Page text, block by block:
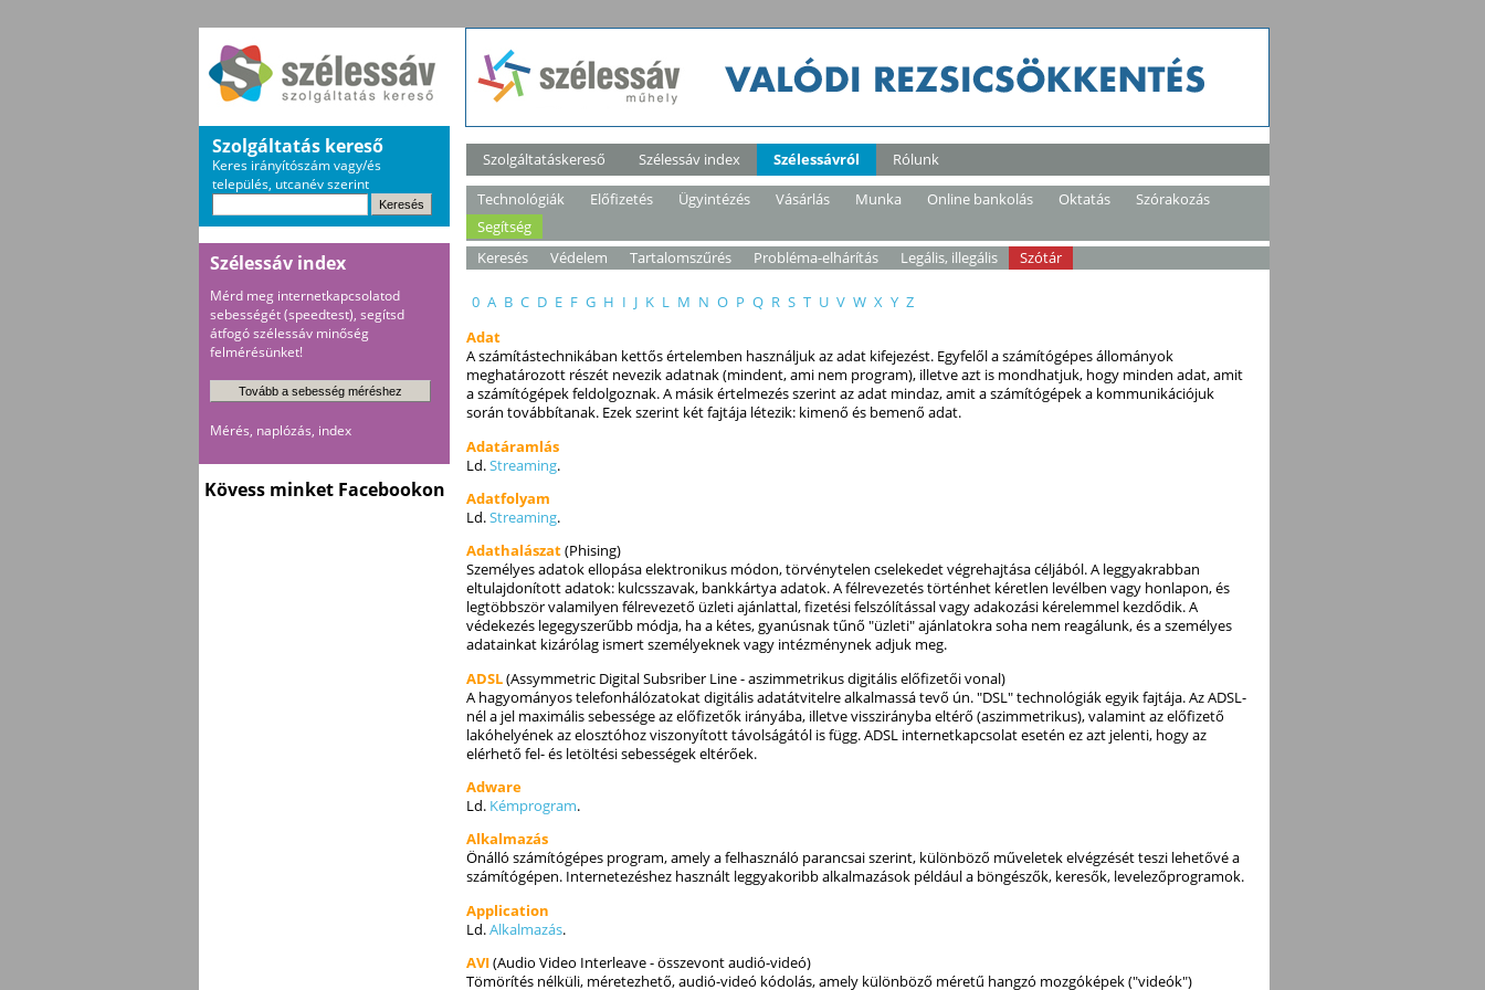
Szolgáltatás kereső
Keres irányítószám vagy/és
település, utcanév szerint
Szélessáv index
Mérd meg internetkapcsolatod
sebességét (speedtest), segítsd
átfogó szélessáv minőség
felmérésünket!
Mérés, naplózás, index
Kövess minket Facebookon
Szolgáltatáskereső Szélessáv index Szélessávról
Rólunk
Technológiák
Előfizetés Ügyintézés Vásárlás Munka Online bankolás Oktatás
Szórakozás
Segítség
Keresés
Védelem Tartalomszűrés Probléma-elhárítás Legális, illegális Szótár
0 A B C D E F G H I J K L M N O P Q R S T U V W X Y Z
Adat
A számítástechnikában kettős értelemben használjuk az adat kifejezést. Egyfelől a számítógépes állományok
meghatározott részét nevezik adatnak (mindent, ami nem program), illetve azt is mondhatjuk, hogy minden adat, amit
a számítógépek feldolgoznak. A másik értelmezés szerint az adat mindaz, amit a számítógépek a kommunikációjuk
során továbbítanak. Ezek szerint két fajtája létezik: kimenő és bemenő adat.
Adatáramlás
Ld.Streaming.
Adatfolyam
Ld.Streaming.
Adathalászat(Phising)
Személyes adatok ellopása elektronikus módon, törvénytelen cselekedet végrehajtása céljából. A leggyakrabban
eltulajdonított adatok: kulcsszavak, bankkártya adatok. A félrevezetés történhet kéretlen levélben vagy honlapon, és
legtöbbször valamilyen félrevezető üzleti ajánlattal, fizetési felszólítással vagy adakozási kérelemmel kezdődik. A
védekezés legegyszerűbb módja, ha a kétes, gyanúsnak tűnő "üzleti" ajánlatokra soha nem reagálunk, és a személyes
adatainkat kizárólag ismert személyeknek vagy intézménynek adjuk meg.
ADSL(Assymmetric Digital Subsriber Line - aszimmetrikus digitális előfizetői vonal)
A hagyományos telefonhálózatokat digitális adatátvitelre alkalmassá tevő ún. "DSL" technológiák egyik fajtája. Az ADSL-
nél a jel maximális sebessége az előfizetők irányába, illetve visszirányba eltérő (aszimmetrikus), valamint az előfizető
lakóhelyének az elosztóhoz viszonyított távolságától is függ. ADSL internetkapcsolat esetén ez azt jelenti, hogy az
elérhető fel- és letöltési sebességek eltérőek.
Adware
Ld. Kémprogram.
Alkalmazás
Önálló számítógépes program, amely a felhasználó parancsai szerint, különböző műveletek elvégzését teszi lehetővé a
számítógépen. Internetezéshez használt leggyakoribb alkalmazások például a böngészők, keresők, levelezőprogramok.
Application
Ld.Alkalmazás.
AVI(Audio Video Interleave - összevont audió-videó)
Tömörítés nélküli, méretezhető, audió-videó kódolás, amely különböző méretű hangzó mozgóképek ("videók")